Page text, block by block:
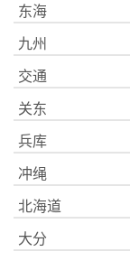
东海
九州
交通
关东
兵库
冲绳
北海道
大分